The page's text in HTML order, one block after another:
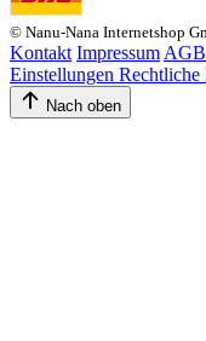
© Nanu-Nana Internetshop
Kontakt Impressum AGB
Einstellungen Rechtliche
Nach oben